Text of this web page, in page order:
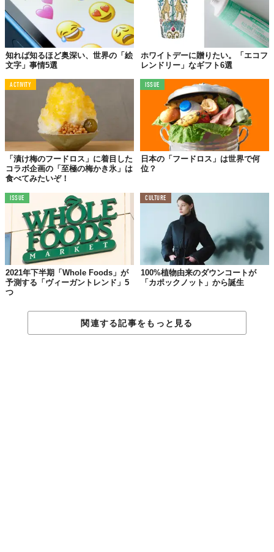
© iStock.com/Chalabala
ペット先進国として知られるドイツ。そんなドイツで「飼い主は1
日2回以上、犬を散歩させること」
を義務付けるという驚きの法案
が提出された。
もともとドイツでは、犬を屋外で散歩させることが法律で義務付
けられていたが、今回の改正法案では散歩の頻度や長さまで具体
的に指定された。
詳しく読む＞＞＞
ハワイ「日焼け止めの使用制限法」スタート
知れば知るほど奥深い、世界の「絵
文字」事情5選
ホワイトデーに贈りたい。「エコフ
レンドリー」なギフト6選
ACTIVITY
「漬け梅のフードロス」に着目した
コラボ企画の「至極の梅かき氷」は
食べてみたいぞ！
ISSUE
日本の「フードロス」は世界で何
位？
ISSUE
2021年下半期「Whole Foods」が
予測する「ヴィーガントレンド」5
つ
CULTURE
100%植物由来のダウンコートが
「カポックノット」から誕生
関連する記事をもっと見る